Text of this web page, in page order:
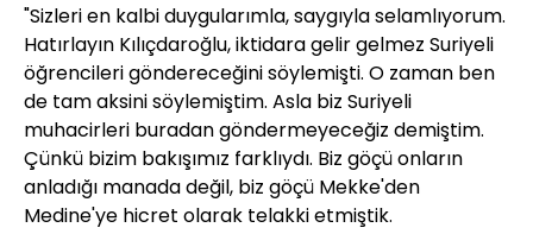
"Sizleri en kalbi duygularımla, saygıyla selamlıyorum.
Hatırlayın Kılıçdaroğlu, iktidara gelir gelmez Suriyeli
öğrencileri göndereceğini söylemişti. O zaman ben
de tam aksini söylemiştim. Asla biz Suriyeli
muhacirleri buradan göndermeyeceğiz demiştim.
Çünkü bizim bakışımız farklıydı. Biz göçü onların
anladığı manada değil, biz göçü Mekke'den
Medine'ye hicret olarak telakki etmiştik.